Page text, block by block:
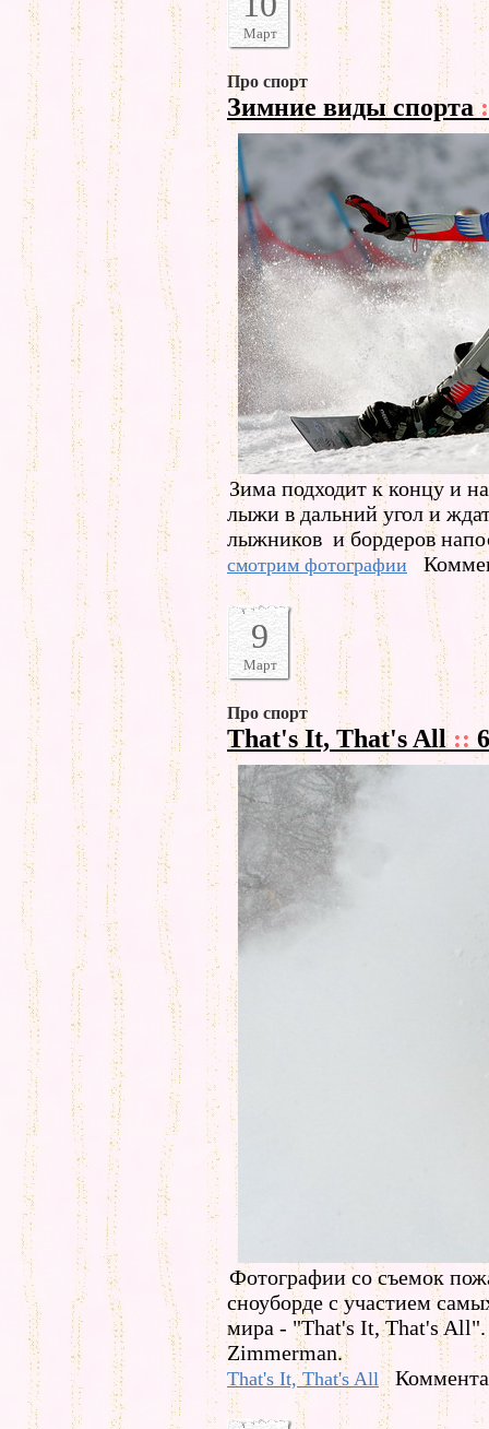
Март
Про спорт
Зимние виды спорта
Зима подходит к концу и
лыжи в дальний угол и
лыжников и бордеров
смотрим фотографии
9
Март
Про спорт
That's It, That's All ::
Фотографии со съемок
сноуборде с участием
мира - "That's It, That's
Zimmerman.
That's It, That's All